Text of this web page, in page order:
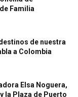
Familia
de nuestra
a Colombia
Elsa Noguera,
la Plaza de Puerto